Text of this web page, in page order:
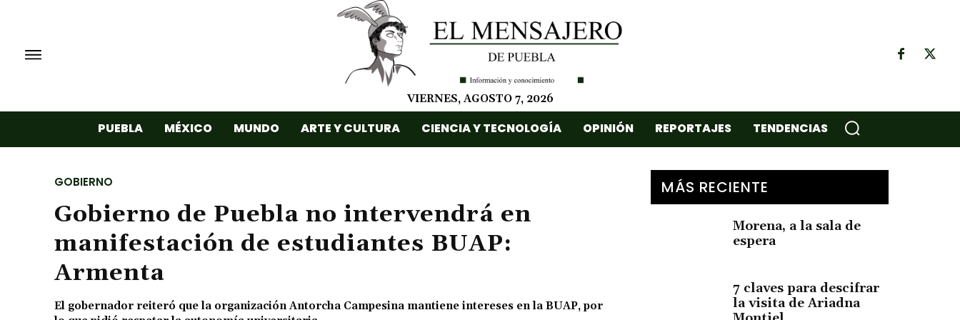
VIERNES, AGOSTO 7, 2026
PUEBLA MÉXICO MUNDO ARTE Y CULTURA CIENCIA Y TECNOLOGÍA OPINIÓN REPORTAJES TENDENCIAS
GOBIERNO
Gobierno de Puebla no intervendrá en
manifestación de estudiantes BUAP:
Armenta
El gobernador reiteró que la organización Antorcha Campesina mantiene intereses en la BUAP, por
MÁS RECIENTE
Morena, a la sala de
espera
7 claves para descifrar
la visita de Ariadna